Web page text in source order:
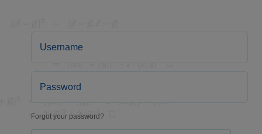
Forgot your password?